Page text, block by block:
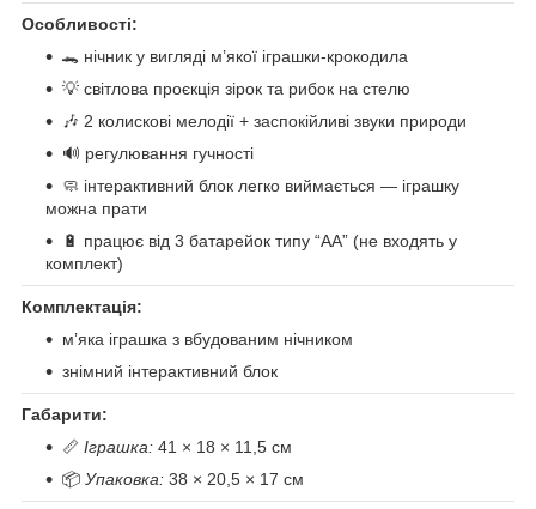
Особливості:
🐊 нічник у вигляді м’якої іграшки-крокодила
💡 світлова проєкція зірок та рибок на стелю
🎶 2 колискові мелодії + заспокійливі звуки природи
🔊 регулювання гучності
🧼 інтерактивний блок легко виймається — іграшку
можна прати
🔋 працює від 3 батарейок типу “АА” (не входять у
комплект)
Комплектація:
м’яка іграшка з вбудованим нічником
знімний інтерактивний блок
Габарити:
📏 Іграшка: 41 × 18 × 11,5 см
📦 Упаковка: 38 × 20,5 × 17 см